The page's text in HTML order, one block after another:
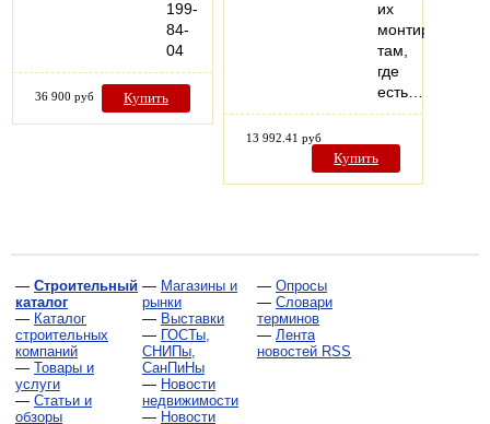
199-
84-
04
36 900 руб Купить
их
монтируют
там,
где
есть…
13 992.41 руб
Купить
— Строительный
каталог
— Каталог
строительных
компаний
— Товары и
услуги
— Статьи и
обзоры
— Магазины и
рынки
— Выставки
— ГОСТы,
СНИПы,
СанПиНы
— Новости
недвижимости
— Новости
— Опросы
— Словари
терминов
— Лента
новостей RSS